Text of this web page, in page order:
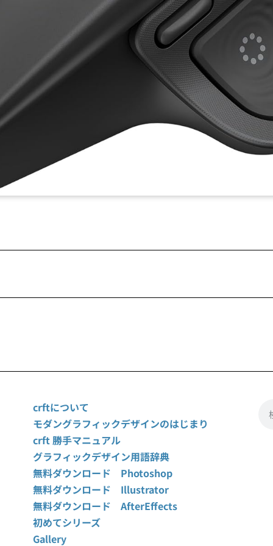
crftについて
モダングラフィックデザインのはじまり
crft 勝手マニュアル
グラフィックデザイン用語辞典
無料ダウンロード Photoshop
無料ダウンロード Illustrator
無料ダウンロード AfterEffects
初めてシリーズ
Gallery